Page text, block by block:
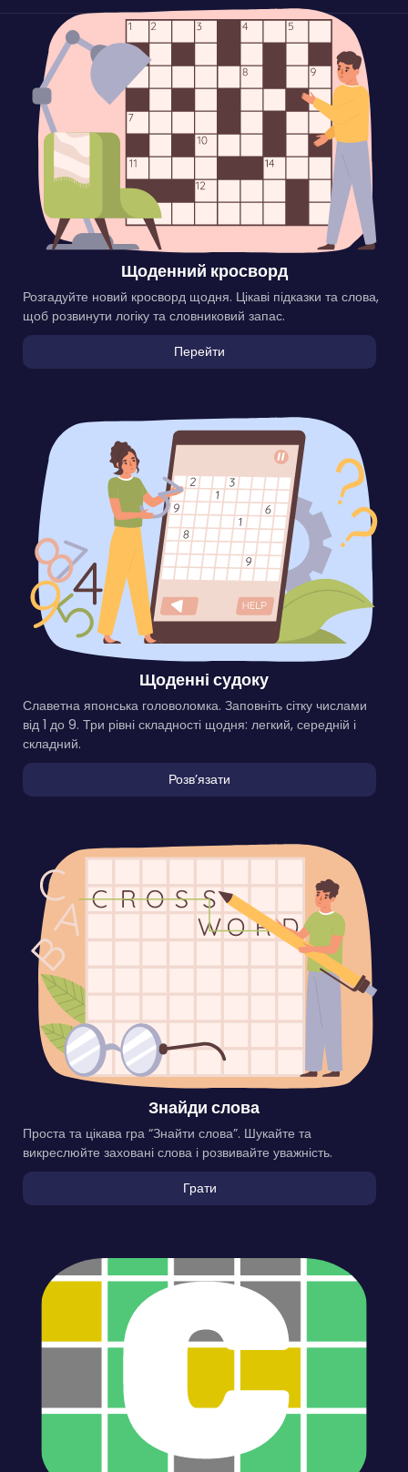
Щоденний кросворд
Розгадуйте новий кросворд щодня. Цікаві підказки та слова,
щоб розвинути логіку та словниковий запас.
Перейти
Щоденні судоку
Славетна японська головоломка. Заповніть сітку числами
від 1 до 9. Три рівні складності щодня: легкий, середній і
складний.
Розвʼязати
Знайди слова
Проста та цікава гра “Знайти слова”. Шукайте та
викреслюйте заховані слова і розвивайте уважність.
Грати